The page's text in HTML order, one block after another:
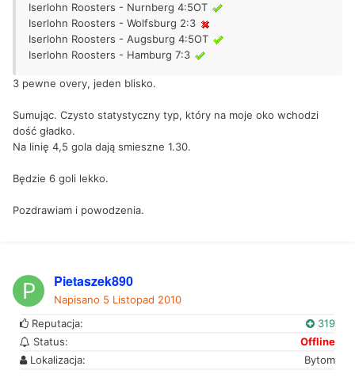
Iserlohn Roosters - Nurnberg 4:5OT
Iserlohn Roosters - Wolfsburg 2:3
Iserlohn Roosters - Augsburg 4:5OT
Iserlohn Roosters - Hamburg 7:3
3 pewne overy, jeden blisko.
Sumując. Czysto statystyczny typ, który na moje oko wchodzi
dość gładko.
Na linię 4,5 gola dają smieszne 1.30.
Będzie 6 goli lekko.
Pozdrawiam i powodzenia.
Pietaszek890
Napisano 5 Listopad 2010
Reputacja:
319
Status:
Offline
Lokalizacja:
Bytom